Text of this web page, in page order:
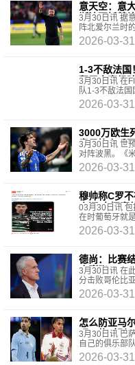
意天空：意
斯波西托替
3月30日讯 据
阵北爱尔兰时
奇尼、21-巴斯
2026-03-31
1-3不敌法国
积累大赛经
3月30日讯 在
队1-3不敌法
最突出的球员
2026-03-31
3000万欧生
意足协上千
3月30日讯 世
对阵波黑。《
利足协将得到
2026-03-31
穆帅称C罗
来源 大概率
03月30日讯
在时葡萄牙就
经过大面积转
2026-03-31
德尚：比赛
度膨胀
3月30日讯 在
分击败哥伦比
满意，但他也
2026-03-31
怎么防亚马
吧，绝对别
3月30日讯 巴
自己的俱乐部
马尔的队友们
2026-03-31